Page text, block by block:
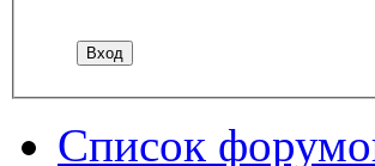
Список